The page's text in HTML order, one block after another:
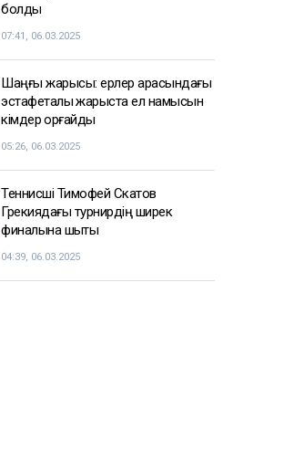
болды
07:41, 06.03.2025
Шаңғы жарысы: ерлер арасындағы
эстафеталық жарыста ел намысын
кімдер қорғайды
05:26, 06.03.2025
Теннисші Тимофей Скатов
Грекиядағы турнирдің ширек
финалына шықты
04:39, 06.03.2025